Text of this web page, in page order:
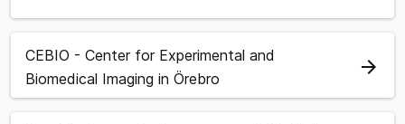
CEBIO - Center for Experimental and
Biomedical Imaging in Örebro
arrow_forward